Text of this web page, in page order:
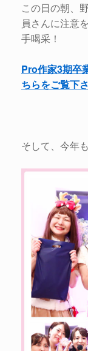
この日の朝、
員さんに注意
手喝采！
Pro作家3期卒
ちらをご覧下さ
そして、今年